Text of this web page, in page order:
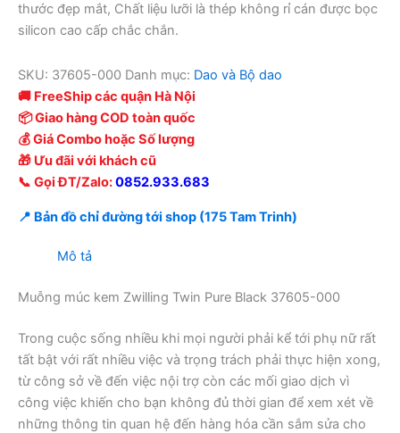
thước đẹp mắt, Chất liệu lưỡi là thép không rỉ cán được bọc
silicon cao cấp chắc chắn.
SKU: 37605-000 Danh mục: Dao và Bộ dao
🚚 FreeShip các quận Hà Nội
📦 Giao hàng COD toàn quốc
💰 Giá Combo hoặc Số lượng
🎁 Ưu đãi với khách cũ
📞 Gọi ĐT/Zalo:0852.933.683
📍 Bản đồ chỉ đường tới shop (175 Tam Trinh)
Mô tả
Muỗng múc kem Zwilling Twin Pure Black 37605-000
Trong cuộc sống nhiều khi mọi người phải kể tới phụ nữ rất
tất bật với rất nhiều việc và trọng trách phải thực hiện xong,
từ công sở về đến việc nội trợ còn các mối giao dịch vì
công việc khiến cho bạn không đủ thời gian để xem xét về
những thông tin quan hệ đến hàng hóa cần sắm sửa cho